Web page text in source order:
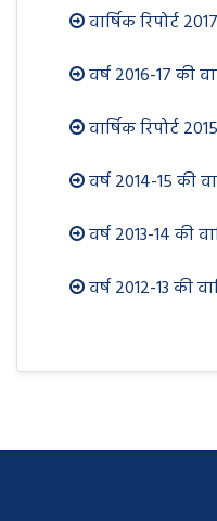
वार्षिक रिपोर्ट
वर्ष 2016-17 की
वार्षिक रिपोर्ट
वर्ष 2014-15 की
वर्ष 2013-14 की
वर्ष 2012-13 की